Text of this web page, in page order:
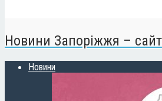
Новини Запоріжжя –
Новини